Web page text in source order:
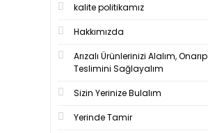
kalite politikamız
Hakkımızda
Arızalı Ürünlerinizi Alalım, Onarıp
Teslimini Sağlayalım
Sizin Yerinize Bulalım
Yerinde Tamir